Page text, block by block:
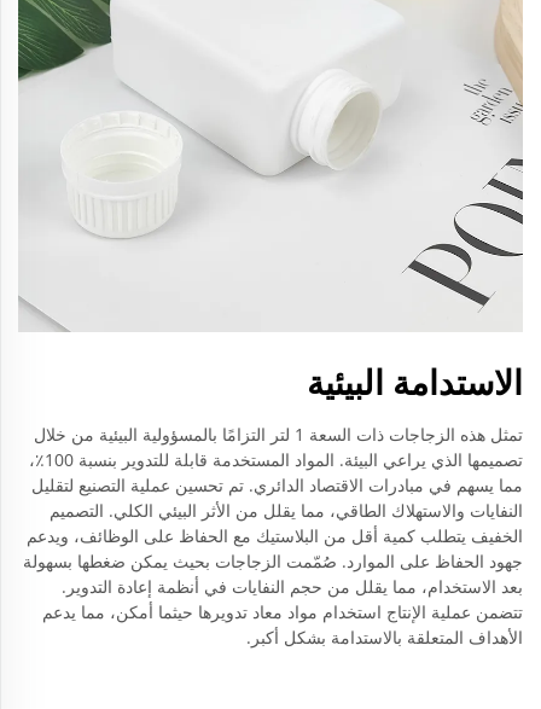
الاستدامة البيئية
تمثل هذه الزجاجات ذات السعة 1 لتر التزامًا بالمسؤولية البيئية من خلال
تصميمها الذي يراعي البيئة. المواد المستخدمة قابلة للتدوير بنسبة 100٪،
مما يسهم في مبادرات الاقتصاد الدائري. تم تحسين عملية التصنيع لتقليل
النفايات والاستهلاك الطاقي، مما يقلل من الأثر البيئي الكلي. التصميم
الخفيف يتطلب كمية أقل من البلاستيك مع الحفاظ على الوظائف، ويدعم
جهود الحفاظ على الموارد. صُمّمت الزجاجات بحيث يمكن ضغطها بسهولة
بعد الاستخدام، مما يقلل من حجم النفايات في أنظمة إعادة التدوير.
تتضمن عملية الإنتاج استخدام مواد معاد تدويرها حيثما أمكن، مما يدعم
الأهداف المتعلقة بالاستدامة بشكل أكبر.